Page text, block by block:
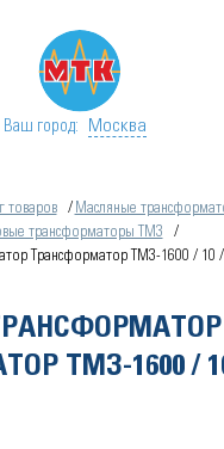
Ваш город: Москва
товаров
Масляные
трансформаторы ТМЗ
Трансформатор ТМЗ-1600 / 10 /
ТМЗ-1600 /